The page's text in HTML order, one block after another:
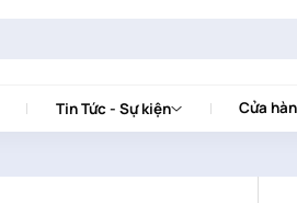
Tin Tức - Sự kiện Cửa